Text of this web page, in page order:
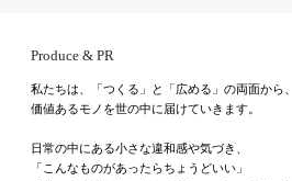
Produce & PR
私たちは、「つくる」と「広める」の両面から、
価値あるモノを世の中に届けていきます。
日常の中にある小さな違和感や気づき、
「こんなものがあったらちょうどいい」